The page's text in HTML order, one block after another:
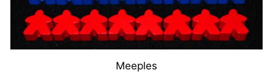
Meeples